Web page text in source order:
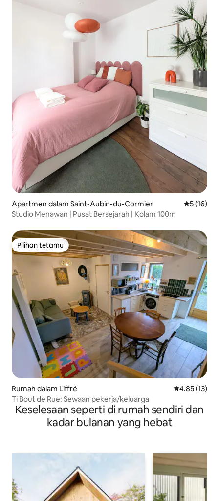
Apartmen dalam Saint-Aubin-du-Cormier
5 (16)
Studio Menawan | Pusat Bersejarah | Kolam 100m
Pilihan tetamu
Pilihan tetamu
Rumah dalam Liffré Penarafan
4.85 (13)
Ti Bout de Rue: Sewaan pekerja/keluarga
Keselesaan seperti di rumah sendiri dan
kadar bulanan yang hebat